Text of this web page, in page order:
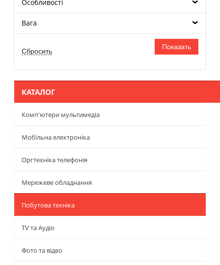
Особливості
Вага
КАТАЛОГ
Комп'ютери мультимедіа
Мобільна електроніка
Оргтехніка телефонія
Мережеве обладнання
Побутова техніка
TV та Аудіо
Фото та відео